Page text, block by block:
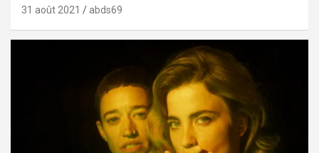
31 août 2021 abds69